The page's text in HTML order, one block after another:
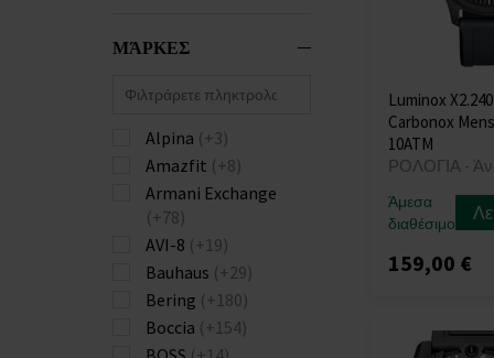
ΜΆΡΚΕΣ
Alpina (+3)
Amazfit (+8)
Armani Exchange
(+78)
AVI-8 (+19)
Bauhaus (+29)
Bering (+180)
Boccia (+154)
Luminox
Carbonox
10ATM
ΡΟΛΟΓΙΑ -
Άμεσα
διαθέσιμο
159,00 €